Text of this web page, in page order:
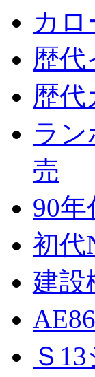
カ
歴代
歴代
ラ
売
90
初代
建設
Ｓ